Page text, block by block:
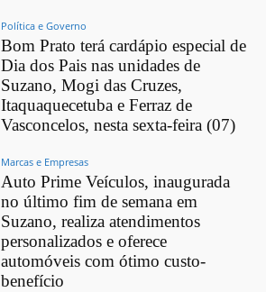
Política e Governo
Bom Prato terá cardápio especial de
Dia dos Pais nas unidades de
Suzano, Mogi das Cruzes,
Itaquaquecetuba e Ferraz de
Vasconcelos, nesta sexta-feira (07)
Marcas e Empresas
Auto Prime Veículos, inaugurada
no último fim de semana em
Suzano, realiza atendimentos
personalizados e oferece
automóveis com ótimo custo-
benefício